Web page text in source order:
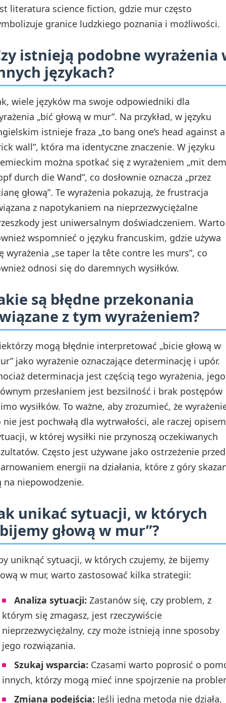
literatura science fiction, gdzie mur często
granice ludzkiego poznania i możliwości.
istnieją podobne wyrażenia
językach?
wiele języków ma swoje odpowiedniki dla
„bić głową w mur”. Na przykład, w języku
istnieje fraza „to bang one’s head against a
wall”, która ma identyczne znaczenie. W języku
można spotkać się z wyrażeniem „mit dem
durch die Wand”, co dosłownie oznacza „przez
głową”. Te wyrażenia pokazują, że frustracja
z napotykaniem na nieprzezwyciężalne
jest uniwersalnym doświadczeniem. Warto
wspomnieć o języku francuskim, gdzie używa
wyrażenia „se taper la tête contre les murs”, co
odnosi się do daremnych wysiłków.
są błędne przekonania
z tym wyrażeniem?
mogą błędnie interpretować „bicie głową w
jako wyrażenie oznaczające determinację i upór.
determinacja jest częścią tego wyrażenia, jego
przesłaniem jest bezsilność i brak postępów
wysiłków. To ważne, aby zrozumieć, że
nie jest pochwałą dla wytrwałości, ale raczej opisem
w której wysiłki nie przynoszą oczekiwanych
Często jest używane jako ostrzeżenie przed
energii na działania, które z góry
na niepowodzenie.
unikać sytuacji, w których
głową w mur”?
uniknąć sytuacji, w których czujemy, że bijemy
w mur, warto zastosować kilka strategii:
Analiza sytuacji: Zastanów się, czy problem, z
którym się zmagasz, jest rzeczywiście
nieprzezwyciężalny, czy może istnieją inne sposoby
jego rozwiązania.
Szukaj wsparcia: Czasami warto poprosić o
innych, którzy mogą mieć inne spojrzenie na
Zmiana podejścia: Jeśli jedna metoda nie działa,